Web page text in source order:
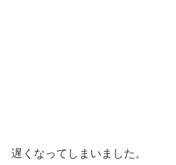
遅くなってしまいました。